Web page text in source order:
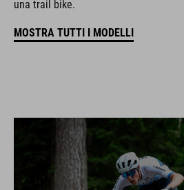
una trail bike.
MOSTRA TUTTI I MODELLI